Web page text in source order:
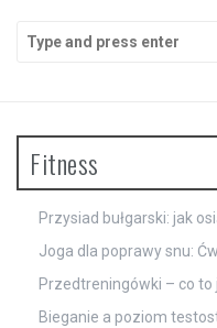
Fitness
Przysiad bułgarski: jak
Joga dla poprawy snu: